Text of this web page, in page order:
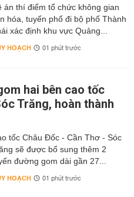
án thí điểm tổ chức không gian
hóa, tuyến phố đi bộ phố Thành
xác định khu vực Quảng...
HOẠCH 01 phút trước
hai bên cao tốc
Trăng, hoàn thành
tốc Châu Đốc - Cần Thơ - Sóc
sẽ được bổ sung thêm 2
đường gom dài gần 27...
HOẠCH 01 phút trước